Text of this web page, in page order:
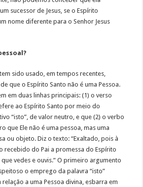
sucessor de Jesus, se o Espírito
nome diferente para o Senhor Jesus
sido usado, em tempos recentes,
que o Espírito Santo não é uma Pessoa.
em duas linhas principais: (1) o verso
ao Espírito Santo por meio do
“isto”, de valor neutro, e que (2) o verbo
que Ele não é uma pessoa, mas uma
ou objeto. Diz o texto: “Exaltado, pois à
recebido do Pai a promessa do Espírito
vedes e ouvis.” O primeiro argumento
o emprego da palavra “isto”
a uma Pessoa divina, esbarra em